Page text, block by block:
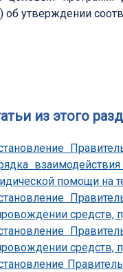
об утверждении
из этого
помощи на
средств,
средств,